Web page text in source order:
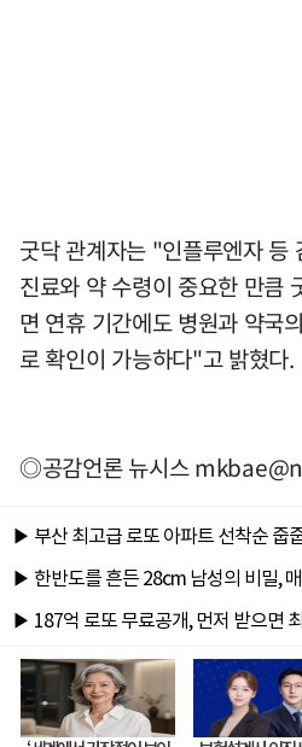
굿닥 관계자는 "인플루엔자 등
진료와 약 수령이 중요한 만큼
면 연휴 기간에도 병원과 약국
로 확인이 가능하다"고 밝혔다.
◎공감언론 뉴시스